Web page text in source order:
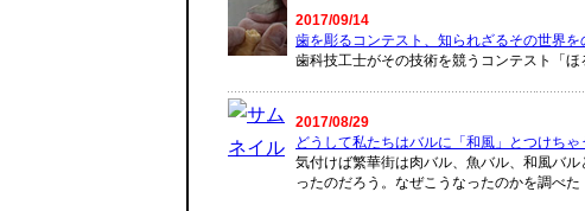
2017/09/14
歯を彫るコンテスト、知られざるその世界を
歯科技工士がその技術を競うコンテスト「
2017/08/29
どうして私たちはバルに「和風」とつけちゃ
気付けば繁華街は肉バル、魚バル、和風バ
ったのだろう。なぜこうなったのかを調べた